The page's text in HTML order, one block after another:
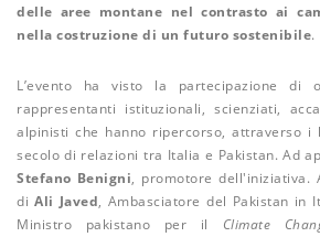
delle aree montane nel contrasto ai
nella costruzione di un futuro sostenibile.
L’evento ha visto la partecipazione di
rappresentanti istituzionali, scienziati,
alpinisti che hanno ripercorso, attraverso
secolo di relazioni tra Italia e Pakistan. Ad
Stefano Benigni, promotore dell'iniziativa.
diAli Javed, Ambasciatore del Pakistan in
Ministro pakistano per il Climate